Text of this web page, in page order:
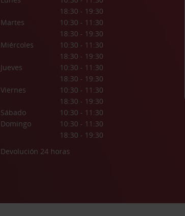
18:30 - 19:30
Martes
10:30 - 11:30
18:30 - 19:30
Miércoles
10:30 - 11:30
18:30 - 19:30
Jueves
10:30 - 11:30
18:30 - 19:30
Viernes
10:30 - 11:30
18:30 - 19:30
Sábado
10:30 - 11:30
Domingo
10:30 - 11:30
18:30 - 19:30
Devolución 24 horas